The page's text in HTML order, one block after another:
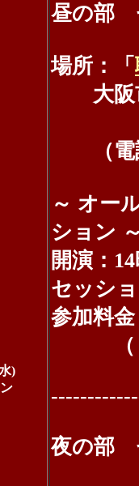
)
昼の部
場所：「
大阪市
（電話
～ オー
ション
開演：
セッシ
参加料金
（＋
夜の部